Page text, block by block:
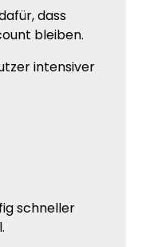
dass
bleiben.
intensiver
schneller